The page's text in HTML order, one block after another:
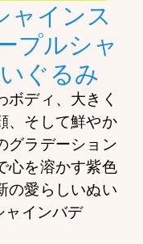
ャインス
プルシャ
ぐるみ
ボディ、大きく
、そして鮮やか
グラデーション
心を溶かす紫色
の愛らしいぬい
ャインバデ